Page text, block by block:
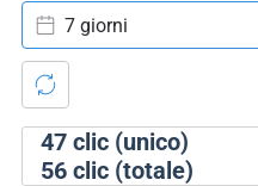
47clic (unico)
56clic (totale)
7 giorni